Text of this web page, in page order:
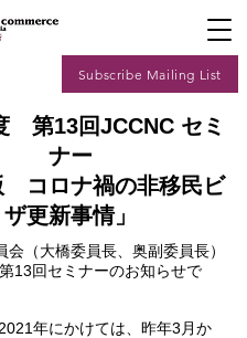
Subscribe Mailing List
第13回JCCNC セミ
ナー
コロナ禍の非移民ビ
ザ更新事情」
会（大橋委員長、奥副委員長）
13回セミナーのお知らせで
年にかけては、昨年3月か